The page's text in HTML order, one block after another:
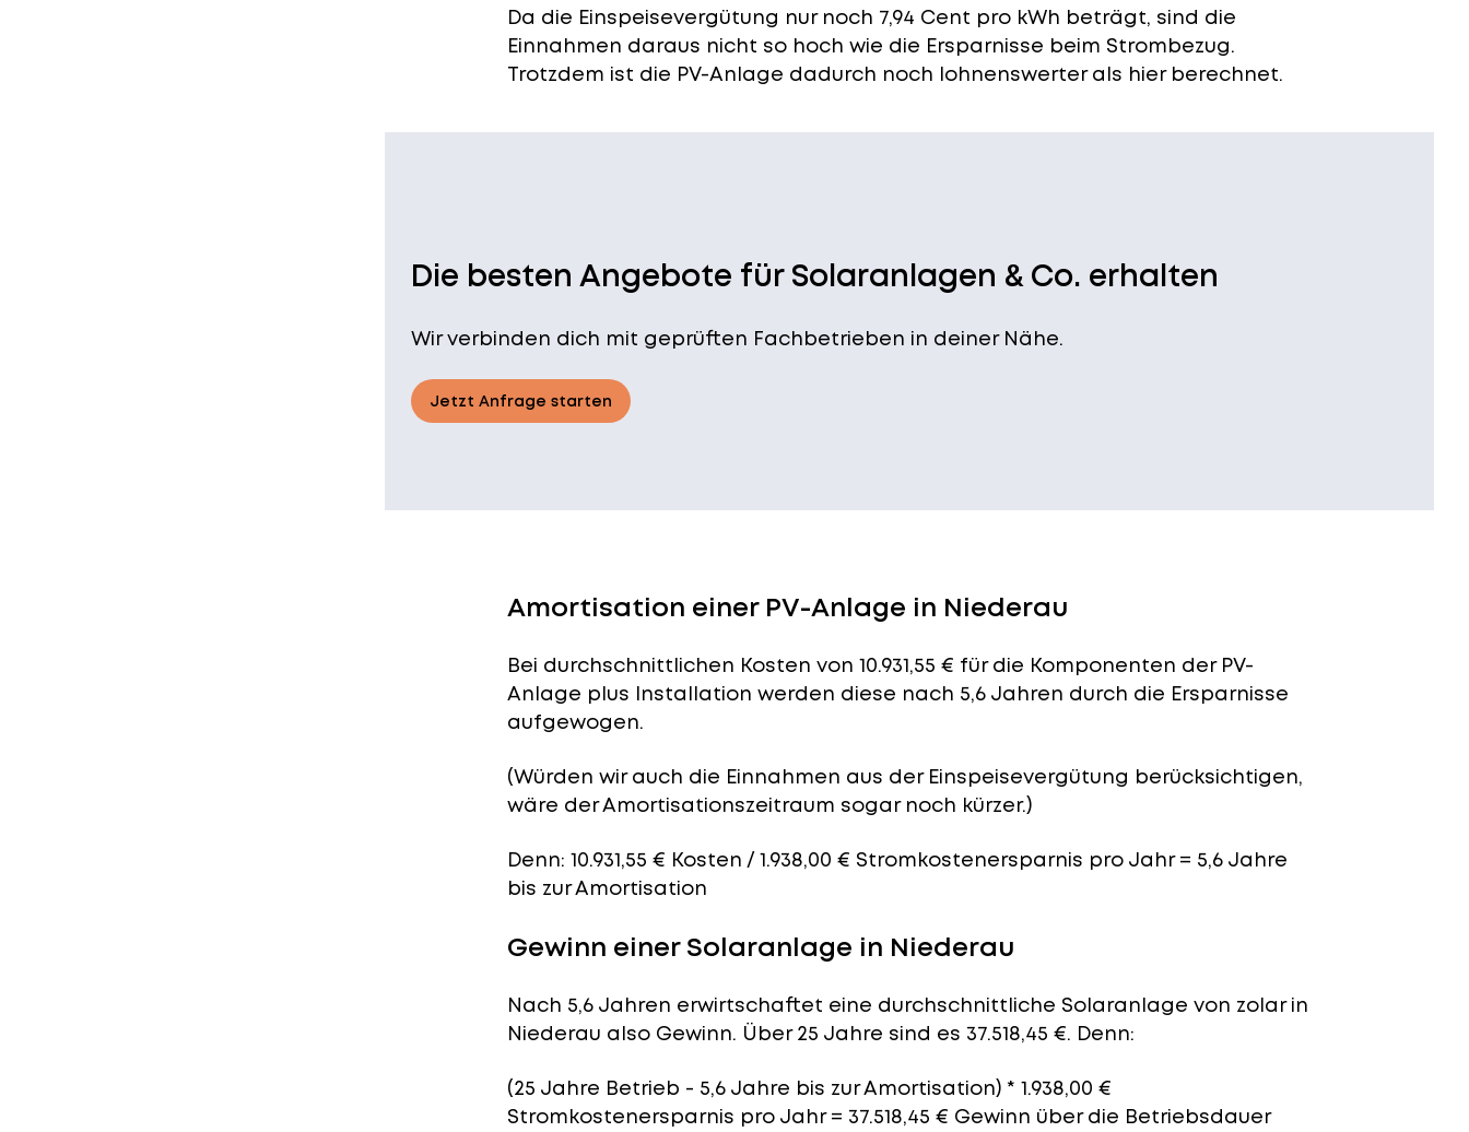
Da die Einspeisevergütung nur noch 7,94 Cent pro kWh beträgt, sind die
Einnahmen daraus nicht so hoch wie die Ersparnisse beim Strombezug.
Trotzdem ist die PV-Anlage dadurch noch lohnenswerter als hier berechnet.
Die besten Angebote für Solaranlagen & Co. erhalten
Wir verbinden dich mit geprüften Fachbetrieben in deiner Nähe.
Jetzt Anfrage starten
Amortisation einer PV-Anlage in Niederau
Bei durchschnittlichen Kosten von 10.931,55 € für die Komponenten der PV-
Anlage plus Installation werden diese nach 5,6 Jahren durch die Ersparnisse
aufgewogen.
(Würden wir auch die Einnahmen aus der Einspeisevergütung berücksichtigen,
wäre derAmortisationszeitraum sogar noch kürzer.)
Denn: 10.931,55 € Kosten / 1.938,00 € Stromkostenersparnis pro Jahr = 5,6 Jahre
bis zur Amortisation
Gewinn einer Solaranlage in Niederau
Nach 5,6 Jahren erwirtschaftet eine durchschnittliche Solaranlage von zolar in
Niederau also Gewinn. Über 25 Jahre sind es 37.518,45 €. Denn:
(25 Jahre Betrieb - 5,6 Jahre bis zur Amortisation) * 1.938,00 €
Stromkostenersparnis pro Jahr = 37.518,45 € Gewinn über die Betriebsdauer